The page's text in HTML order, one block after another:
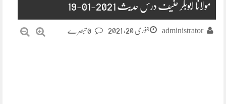
مولانا ابوبکر حنیف درس حدیث 2021-01-19
administrator جنوری 20, 2021